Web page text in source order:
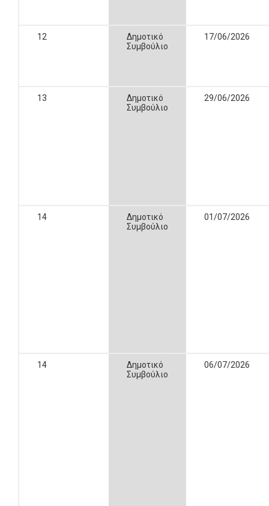
12
Δημοτικό
Συμβούλιο
17/06/2026
13
Δημοτικό
Συμβούλιο
29/06/2026
14
Δημοτικό
Συμβούλιο
01/07/2026
14
Δημοτικό
Συμβούλιο
06/07/2026